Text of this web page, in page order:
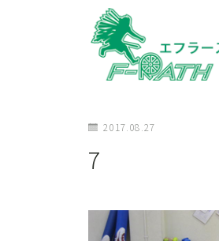
2017.08.27
7